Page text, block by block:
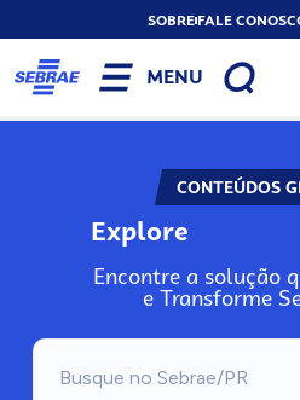
SOBREFALE
MENU
CONTEÚDOS
Explore
Encontre a solução
e Transforme